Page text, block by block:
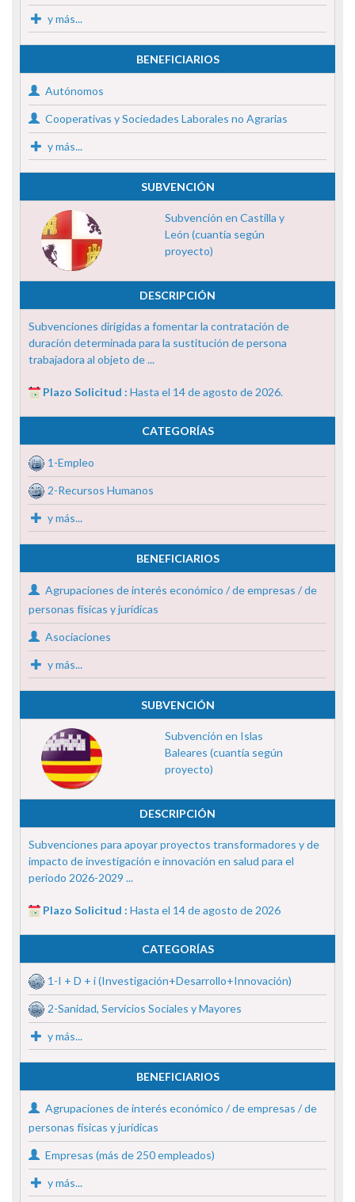
y más...
BENEFICIARIOS
Autónomos
Cooperativas y Sociedades Laborales no Agrarias
y más...
SUBVENCIÓN
Subvención en Castilla y
León (cuantía según
proyecto)
DESCRIPCIÓN
Subvenciones dirigidas a fomentar la contratación de
duración determinada para la sustitución de persona
trabajadora al objeto de ...
Plazo Solicitud : Hasta el 14 de agosto de 2026.
CATEGORÍAS
1-Empleo
2-Recursos Humanos
y más...
BENEFICIARIOS
Agrupaciones de interés económico / de empresas / de
personas físicas y jurídicas
Asociaciones
y más...
SUBVENCIÓN
Subvención en Islas
Baleares (cuantía según
proyecto)
DESCRIPCIÓN
Subvenciones para apoyar proyectos transformadores y de
impacto de investigación e innovación en salud para el
periodo 2026-2029 ...
Plazo Solicitud : Hasta el 14 de agosto de 2026
CATEGORÍAS
1-I + D + i (Investigación+Desarrollo+Innovación)
2-Sanidad, Servicios Sociales y Mayores
y más...
BENEFICIARIOS
Agrupaciones de interés económico / de empresas / de
personas físicas y jurídicas
Empresas (más de 250 empleados)
y más...